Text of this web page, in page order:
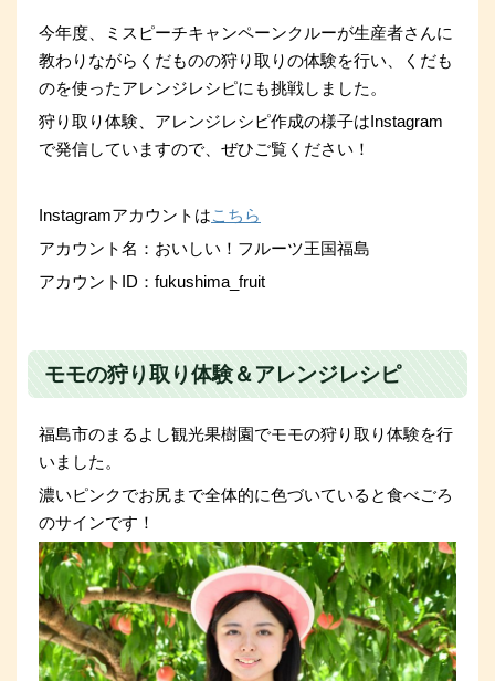
今年度、ミスピーチキャンペーンクルーが生産者さんに
教わりながらくだものの狩り取りの体験を行い、くだも
のを使ったアレンジレシピにも挑戦しました。
狩り取り体験、アレンジレシピ作成の様子はInstagram
で発信していますので、ぜひご覧ください！
Instagramアカウントはこちら
アカウント名：おいしい！フルーツ王国福島
アカウントID：fukushima_fruit
モモの狩り取り体験＆アレンジレシピ
福島市のまるよし観光果樹園でモモの狩り取り体験を行
いました。
濃いピンクでお尻まで全体的に色づいていると食べごろ
のサインです！